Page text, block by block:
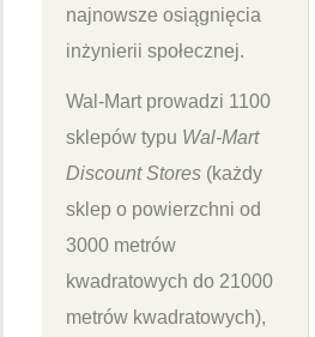
najnowsze osiągnięcia
inżynierii społecznej.
Wal-Mart prowadzi 1100
sklepów typu Wal-Mart
Discount Stores (każdy
sklep o powierzchni od
3000 metrów
kwadratowych do 21000
metrów kwadratowych),